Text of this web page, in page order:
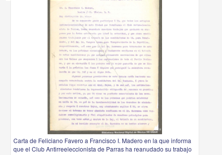
Carta de Feliciano Favero a Francisco I. Madero en la que informa
que el Club Antirreeleccionista de Parras ha reanudado su trabajo